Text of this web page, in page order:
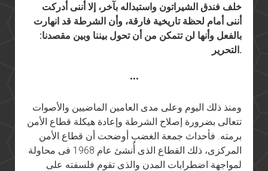
خلف فندق الشيراتون واستبداله بآخر، إلا أننى أدركت
أننى أمام لحظة تاريخية فارقة، وأن الشرطة قد انهارت
بالفعل وأنها لن تتمكن من أن تحول بيننا وبين مقصدنا:
التحرير.
•••
ومنذ ذلك اليوم وعلى مدى العامين الماضيين والأصوات
تتعالى بضرورة إصلاح الشرطة وإعادة هيكلة قطاع الأمن
برمته. فأحداث جمعة الغضب أوضحت أن قطاع الأمن
المركزى، ذلك القطاع الذى أُنشئ عام 1968 فى محاولة
لمواجهة اضطرابات المدن والذى تقوم فلسفته على